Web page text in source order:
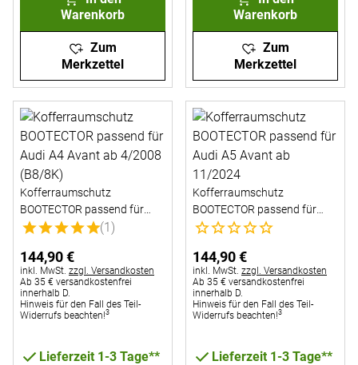
Warenkorb
Zum
Merkzettel
Warenkorb
Zum
Merkzettel
Kofferraumschutz
BOOTECTOR passend für
Audi A4 Avant ab 4/2008
Bewertung: 5 von 5 (1 Bewertungen)
(1)
144,90€
Steuerhinweis:
inkl. MwSt. zzgl. Versandkosten
Ab 35 € versandkostenfrei
innerhalb D.
Hinweis für den Fall des Teil-
Widerrufs beachten!3
Lieferzeit 1-3 Tage**
Kofferraumschutz
BOOTECTOR passend für
Audi A5 Avant ab 11/2024
Noch keine Bewertungen
144,90€
Steuerhinweis:
inkl. MwSt. zzgl. Versandkosten
Ab 35 € versandkostenfrei
innerhalb D.
Hinweis für den Fall des Teil-
Widerrufs beachten!3
Lieferzeit 1-3 Tage**